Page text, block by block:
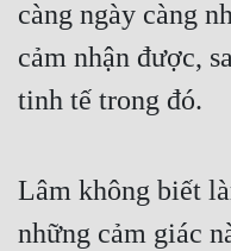
càng ngày càng
cảm nhận được,
tinh tế trong đó.
Lâm không biết
những cảm giác